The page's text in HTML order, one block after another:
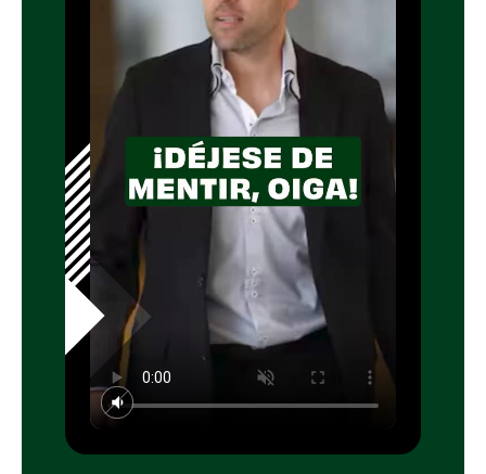
afirmar que siempre apoyó a Arturo Vidal tras
su accidente o que fue el primero en querer
despedir a Jorge Sampaoli. "Esa
conversación no existió así", se aclaró sobre
su supuesto diálogo con la presidenta
Bachelet para "hacer lo mejor para Chile".
La discusión también abordó el punto más
polémico: la supuesta influencia de Jadue
sobre los arbitrajes. "
Se atribuye que
manejaba a los árbitros. Y en algún momento
alguien tiene que decir que eso no es cierto
se enfatizó en el programa. La verdadera
razón del éxito de Chile, según se argumentó,
fue la calidad de sus jugadores: "
campeón de América las dos veces, porque
tenía al arquero del Barcelona, al central del
Inter de Milán, al mejor volante mixto del
mundo en aquel momento y al mejor
delantero de la Premier